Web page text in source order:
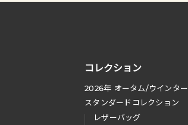
コレクション
2026年 オータム/ウインター
スタンダードコレクション
レザーバッグ